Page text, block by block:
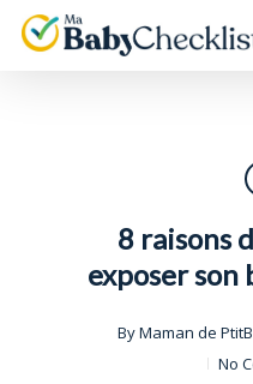
Skip
8 raisons
exposer son
ByMaman de
No